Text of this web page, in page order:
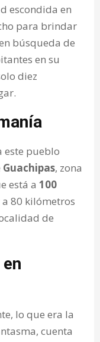
escondida en
para brindar
búsqueda de
en su
diez
este pueblo
Guachipas, zona
está a 100
80 kilómetros
de
lo que era la
cuenta